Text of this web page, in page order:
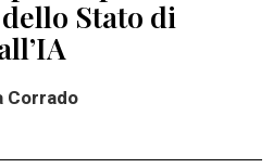
Stato di
Corrado